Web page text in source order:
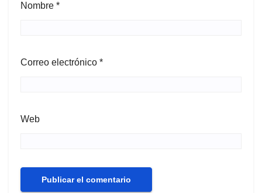
Nombre *
Correo electrónico *
Web